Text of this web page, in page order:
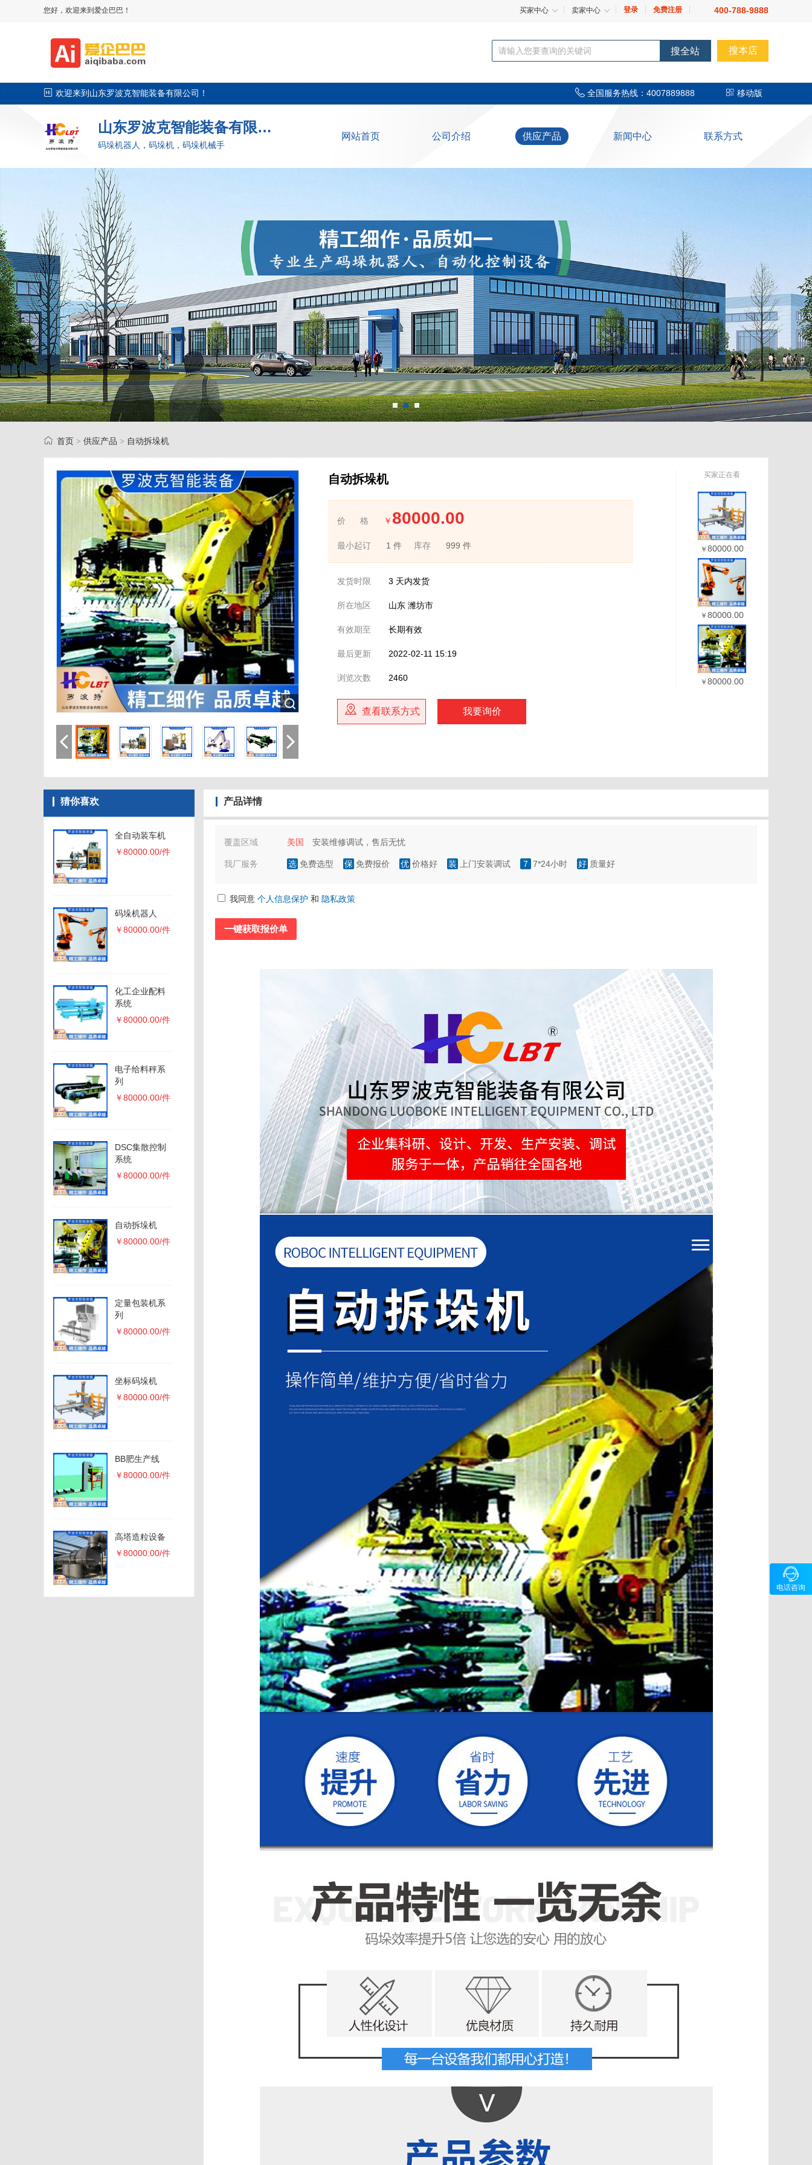
您好，欢迎来到爱企巴巴！ 买家中心 卖家中心 登录 免费注册 400-788-9888
搜全站 搜本店
欢迎来到山东罗波克智能装备有限公司！ 全国服务热线：4007889888 移动版
山东罗波克智能装备有限公司
码垛机器人，码垛机，码垛机械手
网站首页 公司介绍 供应产品 新闻中心 联系方式
首页 > 供应产品 > 自动拆垛机
自动拆垛机
价 格 ￥ 80000.00
最小起订 1 件 库存 999 件
发货时限 3 天内发货
所在地区 山东 潍坊市
有效期至 长期有效
最后更新 2022-02-11 15:19
浏览次数 2460
查看联系方式 我要询价
买家正在看
￥ 80000.00
￥ 80000.00
￥ 80000.00
猜你喜欢
全自动装车机
￥80000.00/件
码垛机器人
￥80000.00/件
化工企业配料
系统
￥80000.00/件
电子给料秤系
列
￥80000.00/件
DSC集散控制
系统
￥80000.00/件
自动拆垛机
￥80000.00/件
定量包装机系
列
￥80000.00/件
坐标码垛机
￥80000.00/件
BB肥生产线
￥80000.00/件
高塔造粒设备
￥80000.00/件
产品详情
覆盖区域 美国 安装维修调试，售后无忧
我厂服务 选 免费选型 保 免费报价 优 价格好 装 上门安装调试 7 7*24小时 好 质量好
我同意 个人信息保护 和 隐私政策

电话咨询
咨询